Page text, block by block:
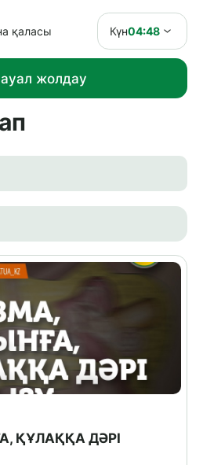
қаласы Күн04:48
жолдау
ҚҰЛАҚҚА ДӘРІ